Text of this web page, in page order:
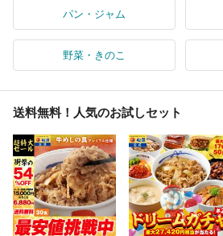
パン・ジャム
野菜・きのこ
送料無料！人気のお試しセット